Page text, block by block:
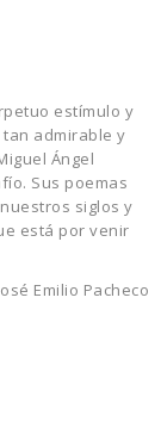
estímulo y
admirable y
Ángel
Sus poemas
siglos y
está por venir
Emilio Pacheco